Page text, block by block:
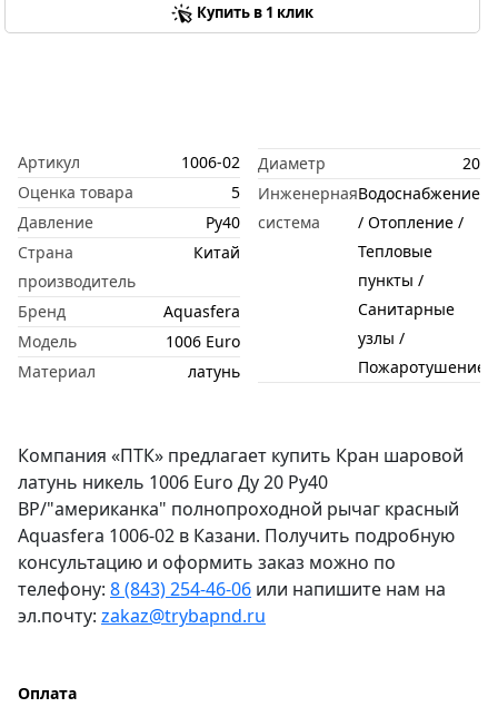
Купить в 1 клик
Артикул
1006-02
Оценка товара
5
Давление
Ру40
Страна
производитель
Китай
Бренд
Aquasfera
Модель
1006 Euro
Материал
латунь
Диаметр
20
Инженерная
система
Водоснабжение
/ Отопление /
Тепловые
пункты /
Санитарные
узлы /
Пожаротушение
Компания «ПТК» предлагает купить Кран шаровой
латунь никель 1006 Euro Ду 20 Ру40
ВР/"американка" полнопроходной рычаг красный
Aquasfera 1006-02 в Казани. Получить подробную
консультацию и оформить заказ можно по
телефону: 8 (843) 254-46-06 или напишите нам на
эл.почту: zakaz@trybapnd.ru
Оплата